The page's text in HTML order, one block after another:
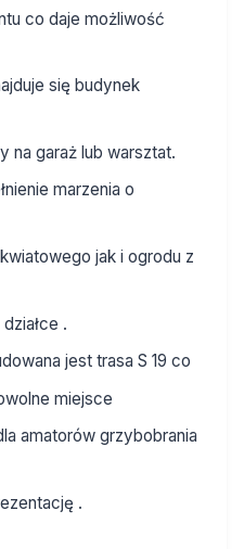
co daje możliwość
się budynek
na garaż lub warsztat.
marzenia o
jak i ogrodu z
.
jest trasa S 19 co
miejsce
amatorów grzybobrania
.